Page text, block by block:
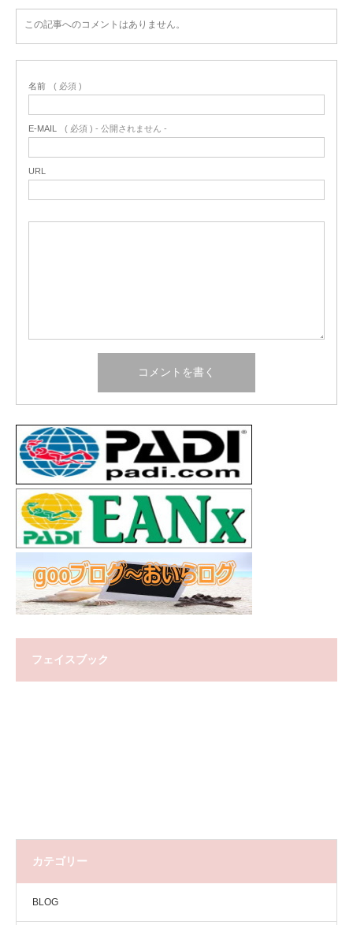
この記事へのコメントはありません。
名前 ( 必須 )
E-MAIL ( 必須 ) - 公開されません -
URL
フェイスブック
カテゴリー
BLOG